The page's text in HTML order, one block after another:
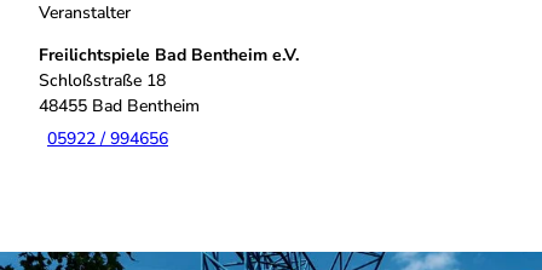
Veranstalter
Freilichtspiele Bad Bentheim e.V.
Schloßstraße 18
48455 Bad Bentheim
05922 / 994656